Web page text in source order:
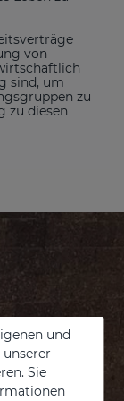
von
sind, um
zu
zu diesen
und
Sie